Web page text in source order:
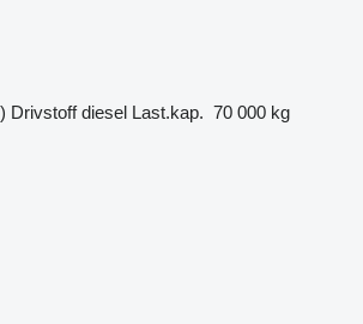
Drivstoff diesel Last.kap. 70 000 kg